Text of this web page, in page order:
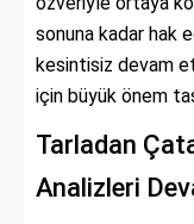
sonuna kadar hak
kesintisiz devam
için büyük önem
Tarladan
Analizleri